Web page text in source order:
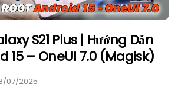
S21 Plus | Hướng Dẫn
15 – OneUI 7.0 (Magisk)
07/2025